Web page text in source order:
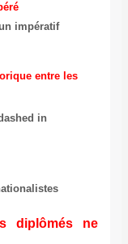
impératif
entre les
in
diplômés ne